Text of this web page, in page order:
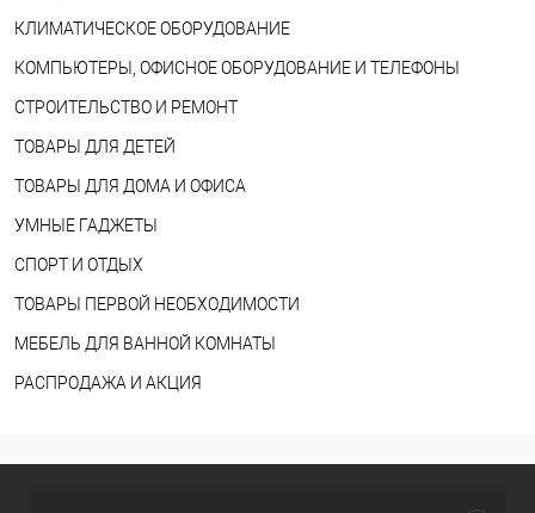
КЛИМАТИЧЕСКОЕ ОБОРУДОВАНИЕ
КОМПЬЮТЕРЫ, ОФИСНОЕ ОБОРУДОВАНИЕ И ТЕЛЕФОНЫ
СТРОИТЕЛЬСТВО И РЕМОНТ
ТОВАРЫ ДЛЯ ДЕТЕЙ
ТОВАРЫ ДЛЯ ДОМА И ОФИСА
УМНЫЕ ГАДЖЕТЫ
СПОРТ И ОТДЫХ
ТОВАРЫ ПЕРВОЙ НЕОБХОДИМОСТИ
МЕБЕЛЬ ДЛЯ ВАННОЙ КОМНАТЫ
РАСПРОДАЖА И АКЦИЯ